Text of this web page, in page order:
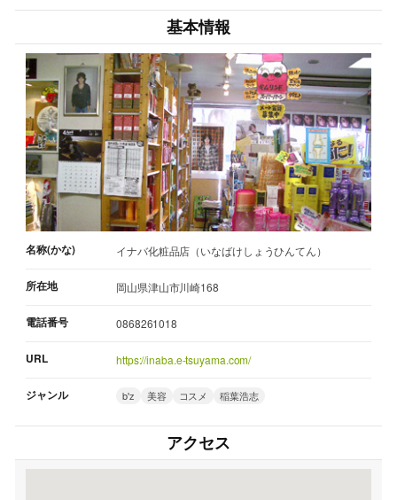
基本情報
名称(かな) イナバ化粧品店（いなばけしょうひんてん）
所在地 岡山県津山市川崎168
電話番号 0868261018
URL https://inaba.e-tsuyama.com/
ジャンル b'z 美容 コスメ 稲葉浩志
アクセス